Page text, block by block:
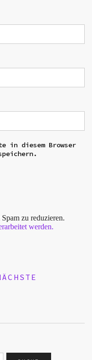
in diesem Browser
zu reduzieren.
werden.